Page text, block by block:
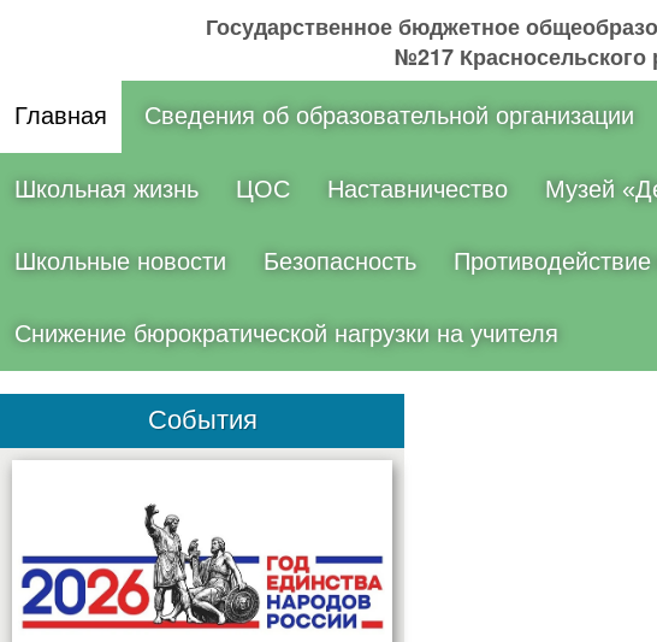
Государственное бюджетное
№217 Красносельского
Главная Сведения об образовательной организации
Школьная жизнь ЦОС Наставничество Музей
Школьные новости Безопасность Противодействие
Снижение бюрократической нагрузки на учителя
События